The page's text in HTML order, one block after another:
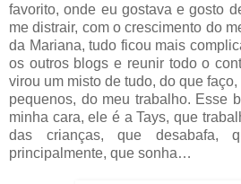
favorito, onde eu gostava e gosto
me distrair, com o crescimento do
da Mariana, tudo ficou mais
os outros blogs e reunir todo o
virou um misto de tudo, do que
pequenos, do meu trabalho. Esse
minha cara, ele é a Tays, que
das crianças, que desabafa,
principalmente, que sonha…